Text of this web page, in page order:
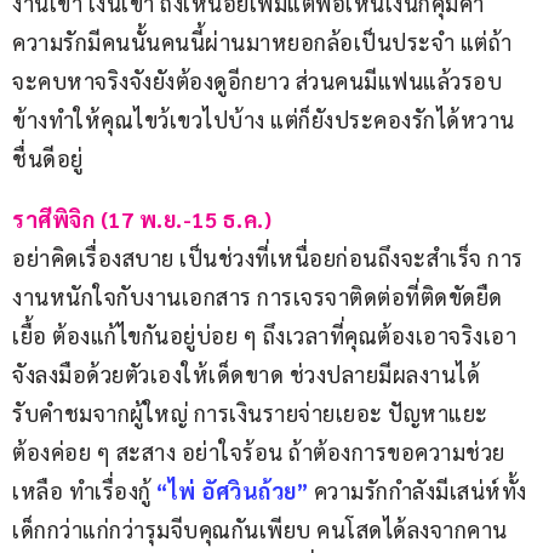
ความรักมีคนนั้นคนนี้ผ่านมาหยอกล้อเป็นประจำ แต่ถ้า
จะคบหาจริงจังยังต้องดูอีกยาว ส่วนคนมีแฟนแล้วรอบ
ข้างทำให้คุณไขว้เขวไปบ้าง แต่ก็ยังประคองรักได้หวาน
ชื่นดีอยู่
ราศีพิจิก (17 พ.ย.-15 ธ.ค.)
อย่าคิดเรื่องสบาย เป็นช่วงที่เหนื่อยก่อนถึงจะสำเร็จ การ
งานหนักใจกับงานเอกสาร การเจรจาติดต่อที่ติดขัดยืด
เยื้อ ต้องแก้ไขกันอยู่บ่อย ๆ ถึงเวลาที่คุณต้องเอาจริงเอา
จังลงมือด้วยตัวเองให้เด็ดขาด ช่วงปลายมีผลงานได้
รับคำชมจากผู้ใหญ่ การเงินรายจ่ายเยอะ ปัญหาแยะ
ต้องค่อย ๆ สะสาง อย่าใจร้อน ถ้าต้องการขอความช่วย
เหลือ ทำเรื่องกู้ “ไพ่ อัศวินถ้วย” ความรักกำลังมีเสน่ห์ทั้ง
เด็กกว่าแก่กว่ารุมจีบคุณกันเพียบ คนโสดได้ลงจากคาน